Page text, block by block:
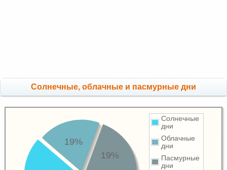
Cолнечные, облачные и пасмурные дни
Солнечные
дни
Облачные
дни
Пасмурные
дни
19%
19%